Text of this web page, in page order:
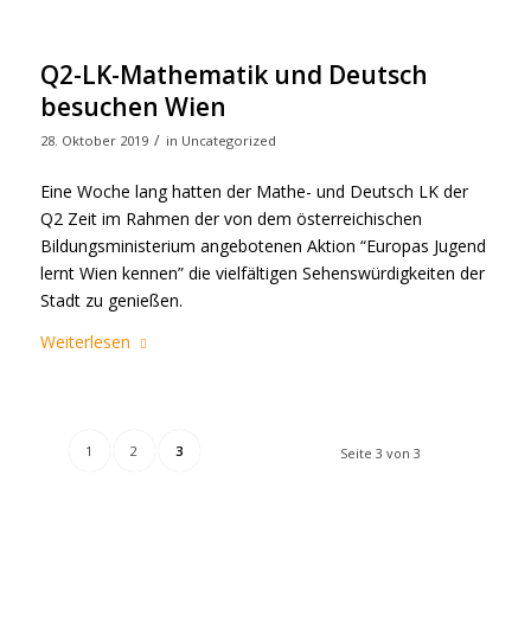
Q2-LK-Mathematik und Deutsch
besuchen Wien
28. Oktober 2019 / in Uncategorized
Eine Woche lang hatten der Mathe- und Deutsch LK der
Q2 Zeit im Rahmen der von dem österreichischen
Bildungsministerium angebotenen Aktion “Europas Jugend
lernt Wien kennen” die vielfältigen Sehenswürdigkeiten der
Stadt zu genießen.
Weiterlesen
Seite 3 von 3
1 2 3